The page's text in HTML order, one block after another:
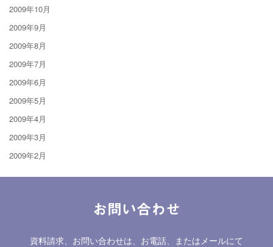
2009年10月
2009年9月
2009年8月
2009年7月
2009年6月
2009年5月
2009年4月
2009年3月
2009年2月
お問い合わせ
資料請求、お問い合わせは、お電話、またはメールにて